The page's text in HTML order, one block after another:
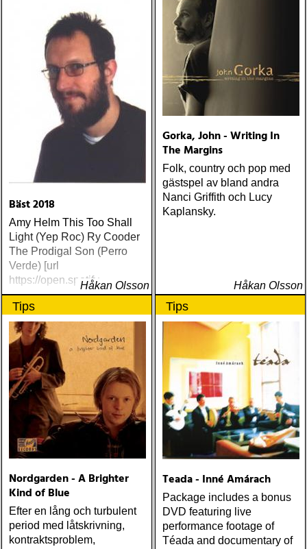
Bäst 2018
Amy Helm This Too Shall
Light (Yep Roc) Ry Cooder
The Prodigal Son (Perro
Verde) [url
https://open.spotifyHåkan Olsson
Gorka, John - Writing In
The Margins
Folk, country och pop med
gästspel av bland andra
Nanci Griffith och Lucy
Kaplansky.
Håkan Olsson
Tips
Nordgarden - A Brighter
Kind of Blue
Efter en lång och turbulent
period med låtskrivning,
kontraktsproblem,
Tips
Teada - Inné Amárach
Package includes a bonus
DVD featuring live
performance footage of
Téada and documentary of